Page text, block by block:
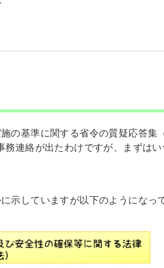
の基準に関する省令の質疑応答集
連絡が出たわけですが、まずは
示していますが以下のようになっ